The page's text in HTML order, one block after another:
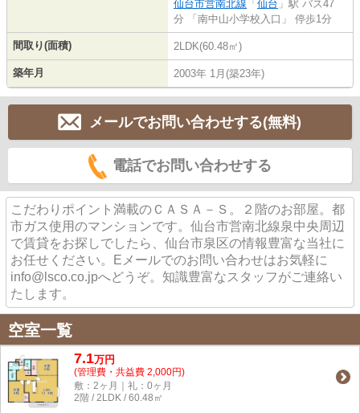
仙台市営南北線 「 仙台 」駅 バス47
分 「南中山小学校入口」 停歩1分
間取り(面積) 2LDK(60.48㎡)
築年月 2003年 1月(築23年)
メールでお問い合わせする(無料)
電話でお問い合わせする
こだわりポイント満載のＣＡＳＡ－Ｓ。２階のお部屋。都
市ガス使用のマンションです。仙台市営南北線泉中央周辺
で賃貸をお探しでしたら、仙台市泉区の情報豊富な当社に
お任せください。Eメールでのお問い合わせはお気軽に
info@lsco.co.jpへどうぞ。知識豊富なスタッフがご連絡い
たします。
空室一覧
7.1万円
(管理費・共益費 2,000円)
敷：2ヶ月｜礼：0ヶ月
2階 / 2LDK / 60.48㎡